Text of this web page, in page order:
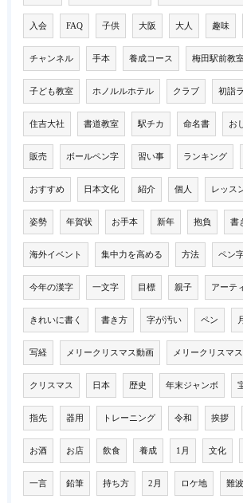
入会 FAQ 子供 大阪 大人 趣味
チャンネル 手本 養成コース 梅田駅前教
子ども教室 ホノルルホテル クラブ 初詣
住吉大社 書道教室 駅チカ 命名書 お
販売 ボールペン字 習い事 ランキング
おすすめ 日本文化 紹介 個人 レッス
姿勢 年賀状 お手本 新年 抱負 書
海外イベント 集中力を高める 方法 ペン
今年の漢字 一文字 目標 親子 アーテ
きれいに書く 書き方 字が汚い ペン
写経 メリークリスマス動画 メリークリスマス
クリスマス 日本 歴史 年末ジャンボ
指先 器用 トレーニング 令和 挨拶
お酒 お店 飲食 養成 1月 文化
一言 鉛筆 持ち方 2月 ロケ地 難波